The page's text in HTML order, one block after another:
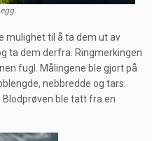
mulighet til å ta dem ut av
ta dem derfra. Ringmerkingen
fugl. Målingene ble gjort på
nebbredde og tars.
ble tatt fra en